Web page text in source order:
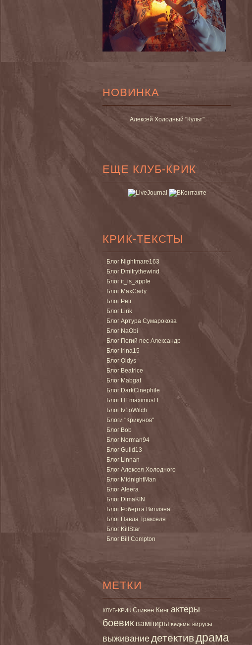
НОВИНКА
Алексей Холодный "Культ"
ЕЩЕ КЛУБ-КРИК
КРИК-ТЕКСТЫ
Блог Nightmare163
Блог Dmitrythewind
Блог it_is_apple
Блог MaxCady
Блог Petr
Блог Lirik
Блог Артура Сумарокова
Блог NaObi
Блог Пегий пес Александр
Блог Irina15
Блог Oldys
Блог Beatrice
Блог Mabgat
Блог DarkCinephile
Блог HEmaximusLL
Блог Iv1oWitch
Блоги "Крикунов"
Блог Bob
Блог Norman94
Блог Gulid13
Блог Linnan
Блог Алексея Холодного
Блог MidnightMan
Блог Aleera
Блог DimaKIN
Блог Роберта Виллэна
Блог Павла Тракселя
Блог KillStar
Блог Bill Compton
МЕТКИ
КЛУБ-КРИК Стивен Кинг актеры
боевик вампиры ведьмы вирусы
выживаниедетективдрама